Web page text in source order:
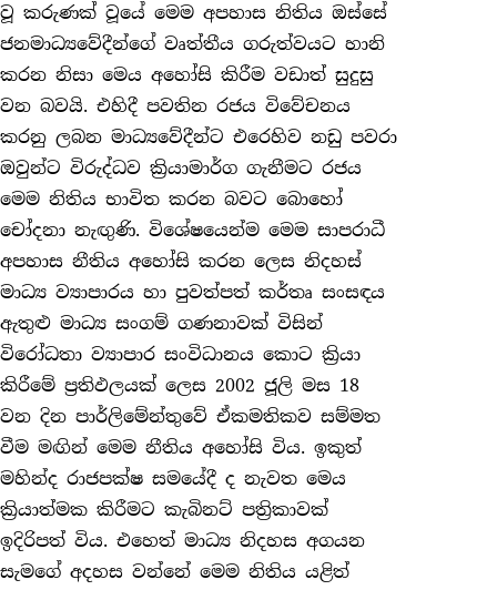
වූ කරුණක් වූයේ මෙම අපහාස නිතිය ඔස්සේ
ජනමාධ්‍යවේදීන්ගේ වෘත්තීය ගරුත්වයට හානි
කරන නිසා මෙය අහෝසි කිරීම වඩාත් සුදුසු
වන බවයි. එහිදී පවතින රජය විවේචනය
කරනු ලබන මාධ්‍යවේදීන්ට එරෙහිව නඩු පවරා
ඔවුන්ට විරුද්ධව ක්‍රියාමාර්ග ගැනීමට රජය
මෙම නිතිය භාවිත කරන බවට බොහෝ
චෝදනා නැඟුණි. විශේෂයෙන්ම මෙම සාපරාධී
අපහාස නීතිය අහෝසි කරන ලෙස නිදහස්
මාධ්‍ය ව්‍යාපාරය හා පුවත්පත් කර්තෘ සංසඳය
ඇතුළු මාධ්‍ය සංගම් ගණනාවක් විසින්
විරෝධතා ව්‍යාපාර සංවිධානය කොට ක්‍රියා
කිරීමේ ප්‍රතිඵලයක් ලෙස 2002 ජූලි මස 18
වන දින පාර්ලිමේන්තුවේ ඒකමතිකව සම්මත
වීම මඟින් මෙම නීතිය අහෝසි විය. ඉකුත්
මහින්ද රාජපක්ෂ සමයේදී ද නැවත මෙය
ක්‍රියාත්මක කිරීමට කැබිනට් පත්‍රිකාවක්
ඉදිරිපත් විය. එහෙත් මාධ්‍ය නිදහස අගයන
සැමගේ අදහස වන්නේ මෙම නිතිය යළිත්